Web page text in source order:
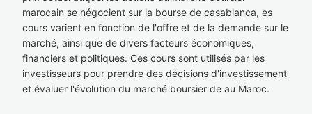
marocain se négocient sur la bourse de casablanca, es
cours varient en fonction de l'offre et de la demande sur le
marché, ainsi que de divers facteurs économiques,
financiers et politiques. Ces cours sont utilisés par les
investisseurs pour prendre des décisions d'investissement
et évaluer l'évolution du marché boursier de au Maroc.